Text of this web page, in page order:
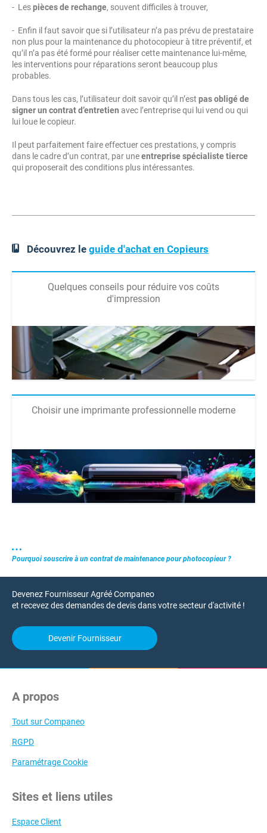
- Lespièces de rechange, souvent difficiles à trouver,
- Enfin il faut savoir que si l’utilisateur n’a pas prévu de prestataire
non plus pour la maintenance du photocopieur à titre préventif, et
qu’il n’a pas été formé pour réaliser cette maintenance lui-même,
les interventions pour réparations seront beaucoup plus
probables.
Dans tous les cas, l’utilisateur doit savoir qu’il n’est pas obligé de
signer un contrat d’entretien avec l’entreprise qui lui vend ou qui
lui loue le copieur.
Il peut parfaitement faire effectuer ces prestations, y compris
dans le cadre d’un contrat, par uneentreprise spécialiste tierce
qui proposerait des conditions plus intéressantes.
Découvrez leguide d'achat en Copieurs
Quelques conseils pour réduire vos coûts
d'impression
Choisir une imprimante professionnelle moderne
Pourquoi souscrire à un contrat de maintenance pour photocopieur ?
Devenez Fournisseur Agréé Companeo
et recevez des demandes de devis dans votre secteur d'activité !
Devenir Fournisseur
A propos
Tout sur Companeo
RGPD
Paramétrage Cookie
Sites et liens utiles
Espace Client